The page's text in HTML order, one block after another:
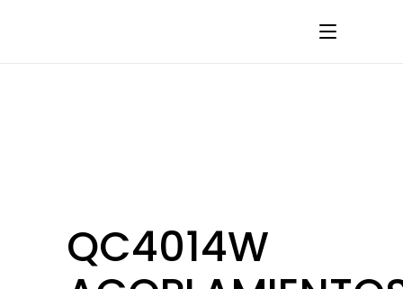
QC4014W